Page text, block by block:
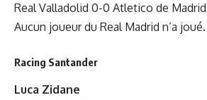
Real Valladolid 0-0 Atletico de Madrid
Aucun joueur du Real Madrid n’a joué.
Racing Santander
Luca Zidane